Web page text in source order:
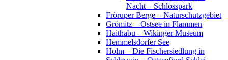
Nacht – Schlosspark
Fröruper Berge – Naturschutzgebiet
Grömitz – Ostsee in Flammen
Haithabu – Wikinger Museum
Hemmelsdorfer See
Holm – Die Fischersiedlung in